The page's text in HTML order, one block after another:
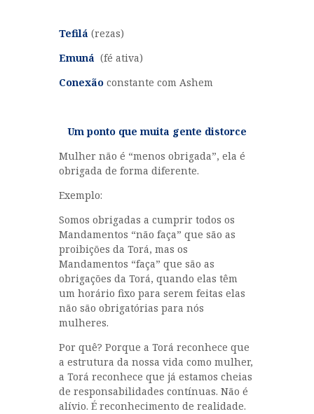
Tefilá (rezas)
Emuná (fé ativa)
Conexão constante com Ashem
Um ponto que muita gente distorce
Mulher não é “menos obrigada”, ela é
obrigada de forma diferente.
Exemplo:
Somos obrigadas a cumprir todos os
Mandamentos “não faça” que são as
proibições da Torá, mas os
Mandamentos “faça” que são as
obrigações da Torá, quando elas têm
um horário fixo para serem feitas elas
não são obrigatórias para nós
mulheres.
Por quê? Porque a Torá reconhece que
a estrutura da nossa vida como mulher,
a Torá reconhece que já estamos cheias
de responsabilidades contínuas. Não é
alívio. É reconhecimento de realidade.